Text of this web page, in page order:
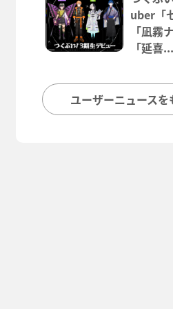
uber「
「凪霧
「延喜...
ユーザーニュースを